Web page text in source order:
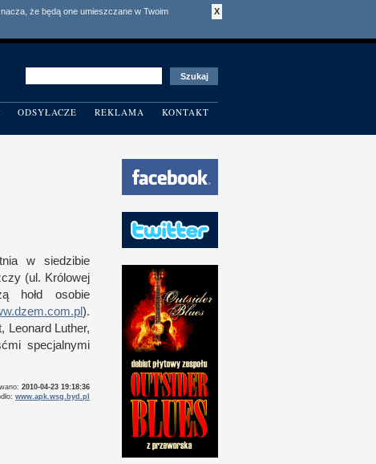
X
że będą one umieszczane w Twoim
ODSYŁACZE REKLAMA KONTAKT
w siedzibie
(ul. Królowej
hołd osobie
).
Leonard Luther,
specjalnymi
2010-04-23 19:18:36
www.apk.wsg.byd.pl